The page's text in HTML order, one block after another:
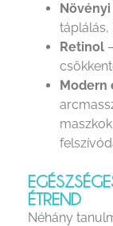
táplálás,
Retinol
Modern
ÉTREND
Néhány